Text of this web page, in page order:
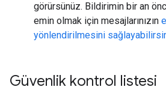
görürsünüz. Bildirimin bir an
emin olmak için mesajlarınızın
yönlendirilmesini
Güvenlik kontrol listesi